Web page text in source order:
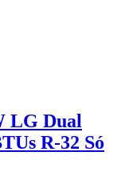
LG Dual
R-32 Só